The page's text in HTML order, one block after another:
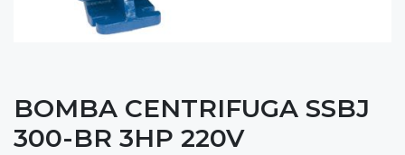
BOMBA CENTRIFUGA SSBJ
300-BR 3HP 220V